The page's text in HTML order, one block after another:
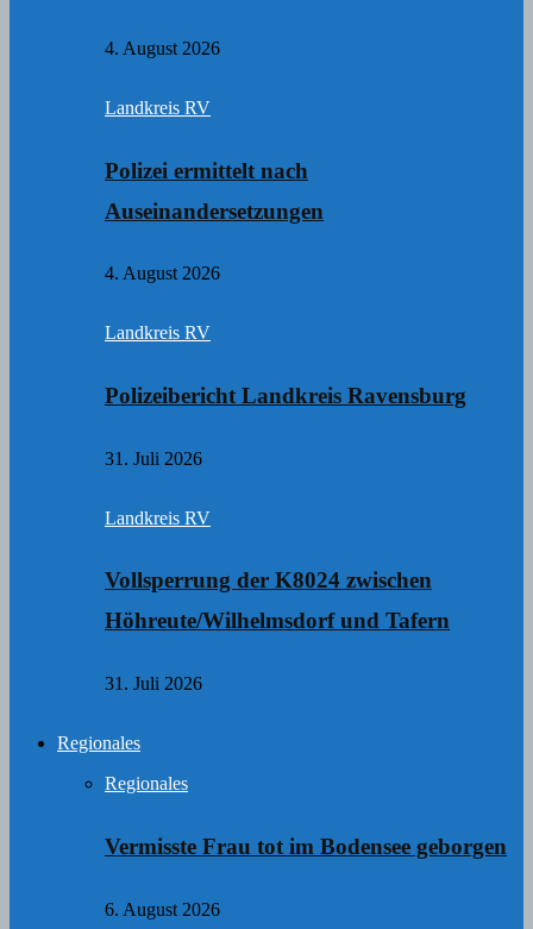
4. August 2026
Landkreis RV
Polizei ermittelt nach
Auseinandersetzungen
4. August 2026
Landkreis RV
Polizeibericht Landkreis Ravensburg
31. Juli 2026
Landkreis RV
Vollsperrung der K8024 zwischen
Höhreute/Wilhelmsdorf und Tafern
31. Juli 2026
Regionales
Regionales
Vermisste Frau tot im Bodensee geborgen
6. August 2026